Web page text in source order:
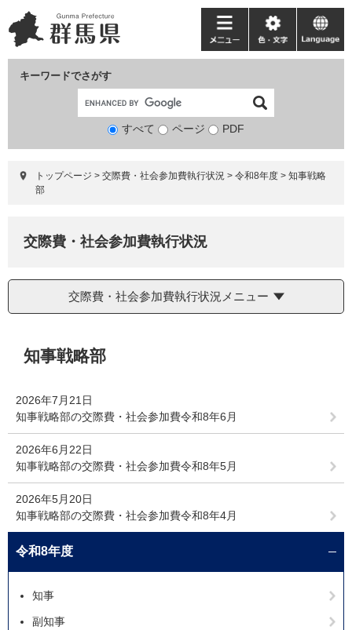
ー
ジ
ニ
ュ
て
キーワードでさがす
検
象
すべて ページ PDF
メ
ニ
ー
色・
文
language
トップページ > 交際費・社会参加費執行状況 > 令和8年度 > 知事戦略
部
交際費・社会参加費執行状況
交際費・社会参加費執行状況メニュー
知事戦略部
2026年7月21日
知事戦略部の交際費・社会参加費令和8年6月
2026年6月22日
知事戦略部の交際費・社会参加費令和8年5月
2026年5月20日
知事戦略部の交際費・社会参加費令和8年4月
令和8年度
知事
副知事